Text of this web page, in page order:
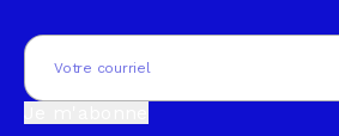
Email